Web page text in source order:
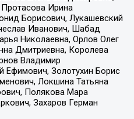
Ирина
Борисович, Лукашевский
Иванович, Шабад
Николаевна, Орлов Олег
Дмитриевна, Королева
Владимир
Ефимович, Золотухин Борис
Локшина Татьяна
Полякова Мара
Захаров Герман